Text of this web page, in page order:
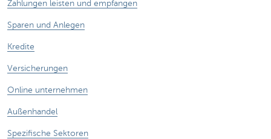
Zahlungen leisten und empfangen
Sparen und Anlegen
Kredite
Versicherungen
Online unternehmen
Außenhandel
Spezifische Sektoren